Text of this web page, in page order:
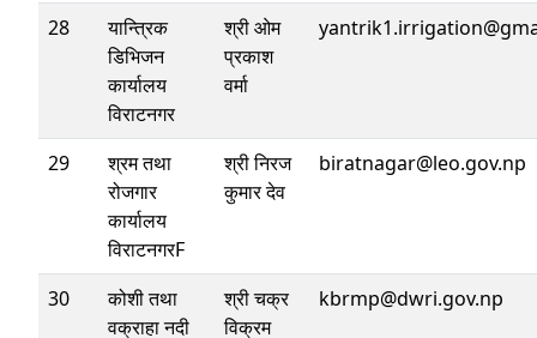
28
यान्त्रिक
डिभिजन
कार्यालय
विराटनगर
श्री ‍ओम
प्रकाश
वर्मा
29
श्रम तथा
रोजगार
कार्यालय
विराटनगरF
श्री निरज
कुमार देव
biratnagar@leo.gov.np
30
कोशी तथा
वक्राहा नदी
श्री चक्र
विक्रम
kbrmp@dwri.gov.np